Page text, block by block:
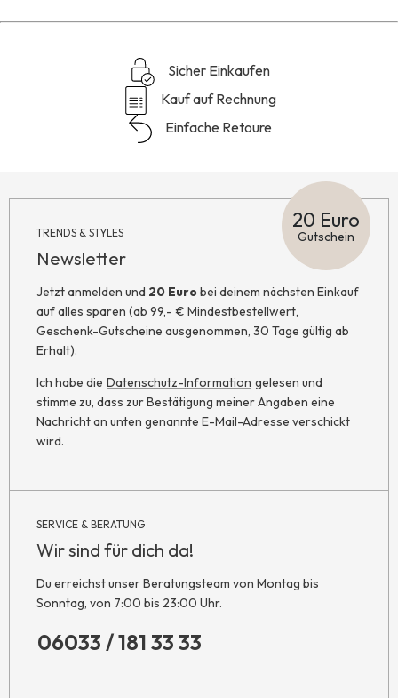
Sicher Einkaufen
Kauf auf Rechnung
Einfache Retoure
TRENDS & STYLES
Newsletter
20 Euro
Gutschein
Jetzt anmelden und 20 Eurobei deinem nächsten Einkauf
auf alles sparen (ab 99,- € Mindestbestellwert,
Geschenk-Gutscheine ausgenommen, 30 Tage gültig ab
Erhalt).
Ich habe die Datenschutz-Information gelesen und
stimme zu, dass zur Bestätigung meiner Angaben eine
Nachricht an unten genannte E-Mail-Adresse verschickt
wird.
SERVICE & BERATUNG
Wir sind für dich da!
Du erreichst unser Beratungsteam von Montag bis
Sonntag, von 7:00 bis 23:00 Uhr.
06033 / 181 33 33